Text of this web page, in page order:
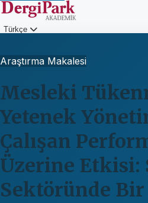
Türkçe
Araştırma Makalesi
Mesleki
Yetenek
Çalışan
Üzerine Etkisi:
Sektöründe